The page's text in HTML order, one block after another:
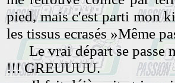
pied, mais c'est parti mon
les tissus ecrasés »Même
Le vrai départ se passe
!!! GREUUUU.